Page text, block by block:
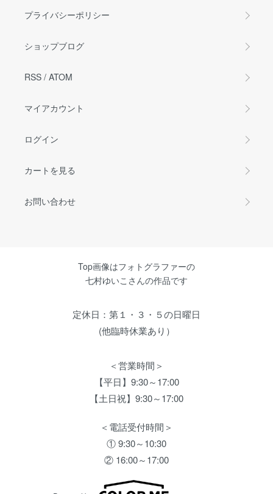
プライバシーポリシー
ショップブログ
RSS / ATOM
マイアカウント
ログイン
カートを見る
お問い合わせ
Top画像はフォトグラファーの
七村ゆいこさんの作品です
定休日：第１・３・５の日曜日
(他臨時休業あり）
＜営業時間＞
【平日】9:30～17:00
【土日祝】9:30～17:00
＜電話受付時間＞
① 9:30～10:30
② 16:00～17:00